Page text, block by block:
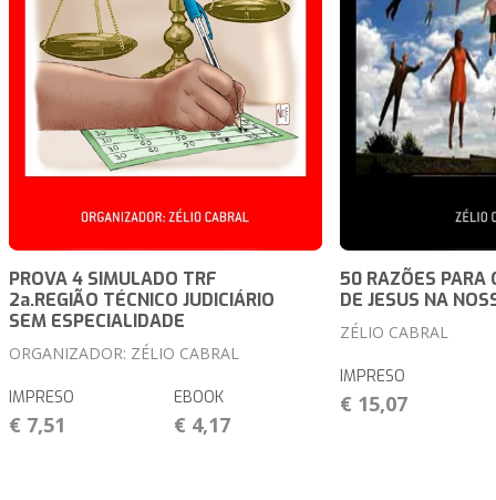
PROVA 4 SIMULADO TRF
2a.REGIÃO TÉCNICO JUDICIÁRIO
SEM ESPECIALIDADE
ORGANIZADOR: ZÉLIO CABRAL
IMPRESO
€ 7,51
EBOOK
€ 4,17
50 RAZÕES PARA
DE JESUS NA
ZÉLIO CABRAL
IMPRESO
€ 15,07